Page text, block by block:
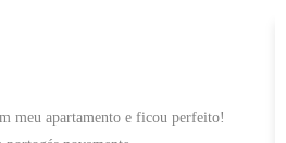
meu apartamento e ficou perfeito!